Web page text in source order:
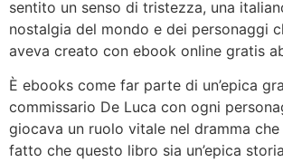
sentito un senso di tristezza, una
nostalgia del mondo e dei personaggi
aveva creato con ebook online gratis
È ebooks come far parte di un’epica
commissario De Luca con ogni
giocava un ruolo vitale nel dramma
fatto che questo libro sia un’epica